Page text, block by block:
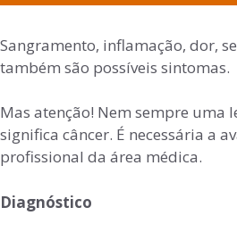
Sangramento, inflamação, dor,
também são possíveis sintomas.
Mas atenção! Nem sempre uma
significa câncer. É necessária a
profissional da área médica.
Diagnóstico